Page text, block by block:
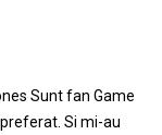
Sunt fan Game
Si mi-au